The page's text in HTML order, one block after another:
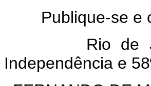
Publique-se e
Rio de
Independência e